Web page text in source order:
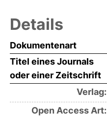
Details
Dokumentenart
Titel eines Journals
oder einer Zeitschrift
Verlag:
Open Access Art: